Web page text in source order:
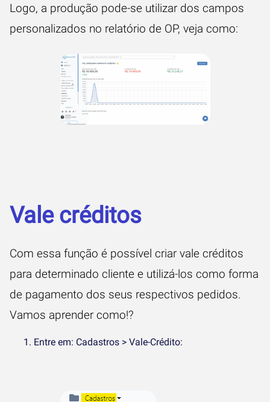
Logo, a produção pode-se utilizar dos campos
personalizados no relatório de OP, veja como:
Vale créditos
Com essa função é possível criar vale créditos
para determinado cliente e utilizá-los como forma
de pagamento dos seus respectivos pedidos.
Vamos aprender como!?
Entre em: Cadastros > Vale-Crédito: